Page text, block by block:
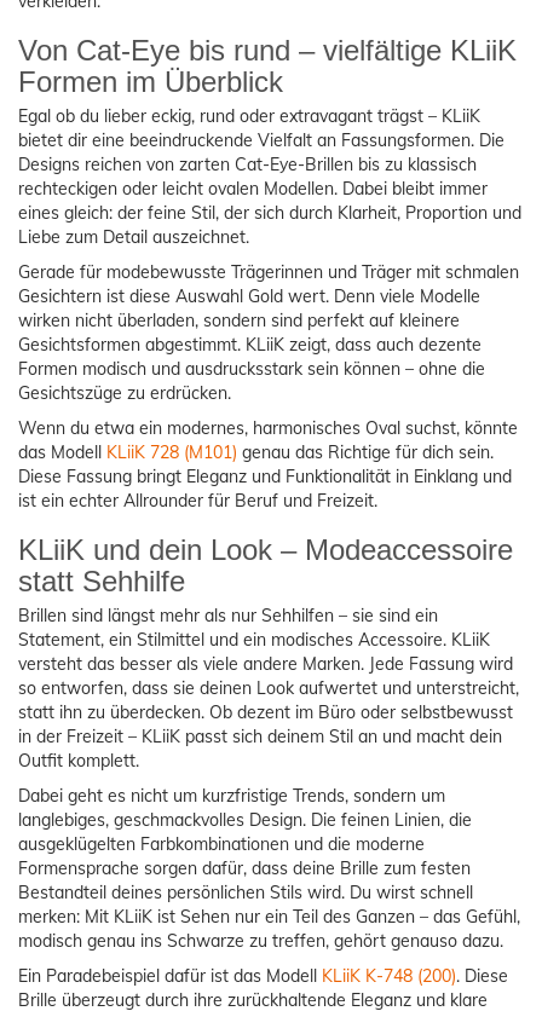
Von Cat-Eye bis rund – vielfältige KLiiK
Formen im Überblick
Egal ob du lieber eckig, rund oder extravagant trägst – KLiiK
bietet dir eine beeindruckende Vielfalt an Fassungsformen. Die
Designs reichen von zarten Cat-Eye-Brillen bis zu klassisch
rechteckigen oder leicht ovalen Modellen. Dabei bleibt immer
eines gleich: der feine Stil, der sich durch Klarheit, Proportion und
Liebe zum Detail auszeichnet.
Gerade für modebewusste Trägerinnen und Träger mit schmalen
Gesichtern ist diese Auswahl Gold wert. Denn viele Modelle
wirken nicht überladen, sondern sind perfekt auf kleinere
Gesichtsformen abgestimmt. KLiiK zeigt, dass auch dezente
Formen modisch und ausdrucksstark sein können – ohne die
Gesichtszüge zu erdrücken.
Wenn du etwa ein modernes, harmonisches Oval suchst, könnte
das Modell KLiiK 728 (M101) genau das Richtige für dich sein.
Diese Fassung bringt Eleganz und Funktionalität in Einklang und
ist ein echter Allrounder für Beruf und Freizeit.
KLiiK und dein Look – Modeaccessoire
statt Sehhilfe
Brillen sind längst mehr als nur Sehhilfen – sie sind ein
Statement, ein Stilmittel und ein modisches Accessoire. KLiiK
versteht das besser als viele andere Marken. Jede Fassung wird
so entworfen, dass sie deinen Look aufwertet und unterstreicht,
statt ihn zu überdecken. Ob dezent im Büro oder selbstbewusst
in der Freizeit – KLiiK passt sich deinem Stil an und macht dein
Outfit komplett.
Dabei geht es nicht um kurzfristige Trends, sondern um
langlebiges, geschmackvolles Design. Die feinen Linien, die
ausgeklügelten Farbkombinationen und die moderne
Formensprache sorgen dafür, dass deine Brille zum festen
Bestandteil deines persönlichen Stils wird. Du wirst schnell
merken: Mit KLiiK ist Sehen nur ein Teil des Ganzen – das Gefühl,
modisch genau ins Schwarze zu treffen, gehört genauso dazu.
Ein Paradebeispiel dafür ist das Modell KLiiK K-748 (200). Diese
Brille überzeugt durch ihre zurückhaltende Eleganz und klare